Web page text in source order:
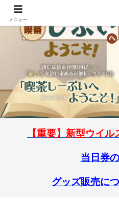
【重要】新型ウイ
当日券
グッズ販売に
メニュー